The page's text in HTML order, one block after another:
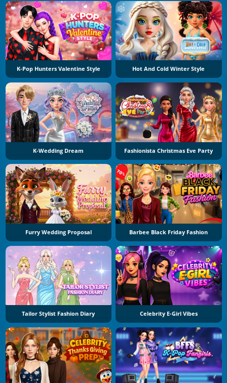
K-Pop Hunters Valentine Style Hot And Cold Winter Style
K-Wedding Dream Fashionista Christmas Eve Party
Furry Wedding Proposal Barbee Black Friday Fashion
Tailor Stylist Fashion Diary Celebrity E-Girl Vibes